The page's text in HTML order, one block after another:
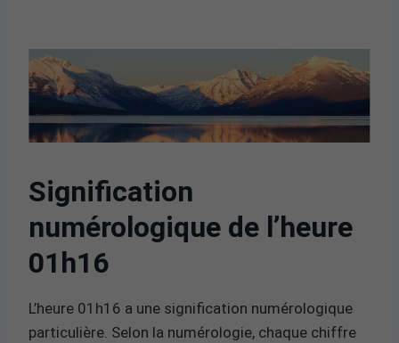
Signification
numérologique de l’heure
01h16
L’heure 01h16 a une signification numérologique
particulière. Selon la numérologie, chaque chiffre